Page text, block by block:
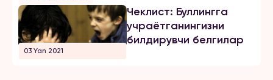
03 Yan 2021
Чеклист: Буллингга
учраётганингизни
билдирувчи белгилар